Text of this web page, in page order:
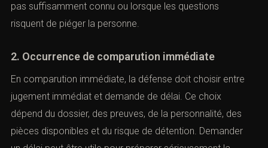
pas suffisamment connu ou lorsque les questions
risquent de piéger la personne.
2. Occurrence de comparution immédiate
En comparution immédiate, la défense doit choisir entre
jugement immédiat et demande de délai. Ce choix
dépend du dossier, des preuves, de la personnalité, des
pièces disponibles et du risque de détention. Demander